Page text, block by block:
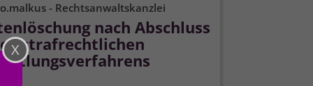
- Rechtsanwaltskanzlei
nach Abschluss
strafrechtlichen